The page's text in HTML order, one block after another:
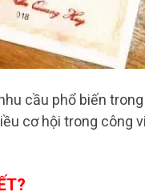
cầu phổ biến
cơ hội trong công